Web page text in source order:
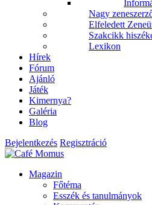
Nagy
Elfeledett
Szakcikk
Lexikon
Hírek
Fórum
Ajánló
Játék
Kimernya?
Galéria
Blog
Bejelentkezés Regisztráció
Magazin
Főtéma
Esszék és tanulmányok